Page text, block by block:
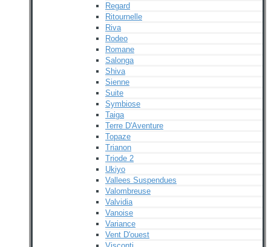
Regard
Ritournelle
Riva
Rodeo
Romane
Salonga
Shiva
Sienne
Suite
Symbiose
Taiga
Terre D'Aventure
Topaze
Trianon
Triode 2
Ukiyo
Vallees Suspendues
Valombreuse
Valvidia
Vanoise
Variance
Vent D'ouest